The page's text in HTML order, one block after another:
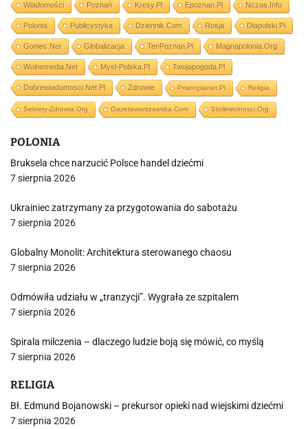
Wiadomości Poznań Kresy.pl Epoznan.pl Nczas.info
Polonia Publicystyka Dziennik.com Rosja Dlapolski.pl
Goniec.net Globalizacja TenPoznan.pl Magnapolonia.org
Wolnemedia.net Mysl-Polska.pl Twojapogoda.pl
Dobrewiadomosci.net.pl Zdrowie Prisonplanet.pl Religia
Sekrety-Zdrowia.org Gazetawarszawska.com Stolikwolnosci.org
POLONIA
Bruksela chce narzucić Polsce handel dziećmi
7 sierpnia 2026
Ukrainiec zatrzymany za przygotowania do sabotażu
7 sierpnia 2026
Globalny Monolit: Architektura sterowanego chaosu
7 sierpnia 2026
Odmówiła udziału w „tranzycji”. Wygrała ze szpitalem
7 sierpnia 2026
Spirala milczenia – dlaczego ludzie boją się mówić, co myślą
7 sierpnia 2026
RELIGIA
Bł. Edmund Bojanowski – prekursor opieki nad wiejskimi dziećmi
7 sierpnia 2026